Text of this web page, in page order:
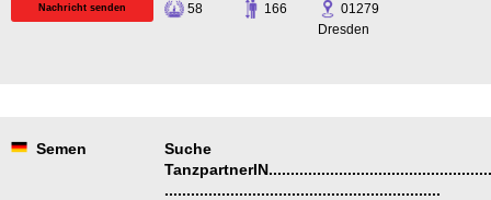
Nachricht senden 58 166
01279
Dresden
Semen
Suche
...............................................................